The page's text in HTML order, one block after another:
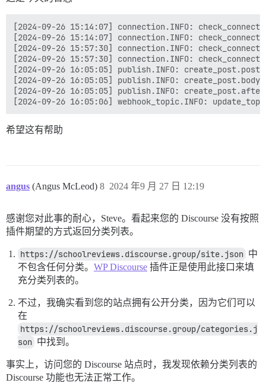
[2024-09-26 15:14:07] connection.INFO:
[2024-09-26 15:14:07] connection.INFO:
[2024-09-26 15:57:30] connection.INFO:
[2024-09-26 15:57:30] connection.INFO:
[2024-09-26 16:05:05] publish.INFO:
[2024-09-26 16:05:05] publish.INFO:
[2024-09-26 16:05:05] publish.INFO:
希望这有帮助
angus (Angus McLeod) 2024 年9 月 27 日 12:19
8
感谢您对此事的耐心，Steve。看起来您的 Discourse 没有按照
插件期望的方式返回分类列表。
https://schoolreviews.discourse.group/site.json 中
不包含任何分类。 WP Discourse 插件正是使用此接口来填
充分类列表的。
不过，我确实看到您的站点拥有公开分类，因为它们可以
在
https://schoolreviews.discourse.group/categories.j
son 中找到。
事实上，访问您的 Discourse 站点时，我发现依赖分类列表的
Discourse 功能也无法正常工作。